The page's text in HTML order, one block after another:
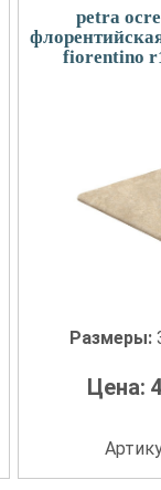
petra
fiorentino
Размеры:
Цена: